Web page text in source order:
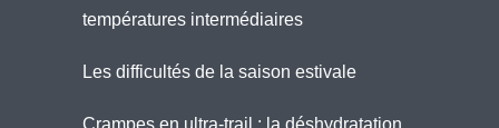
températures intermédiaires
Les difficultés de la saison estivale